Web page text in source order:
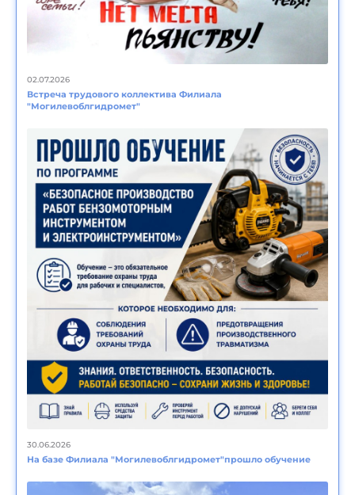
02.07.2026
Встреча трудового коллектива Филиала
"Могилевоблгидромет"
30.06.2026
На базе Филиала "Могилевоблгидромет"прошло обучение